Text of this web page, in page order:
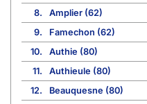
8.
Amplier (62)
9.
Famechon (62)
10.
Authie (80)
11.
Authieule (80)
12.
Beauquesne (80)